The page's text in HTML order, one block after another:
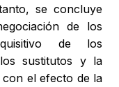
se concluye
de los
de los
sustitutos y la
el efecto de la